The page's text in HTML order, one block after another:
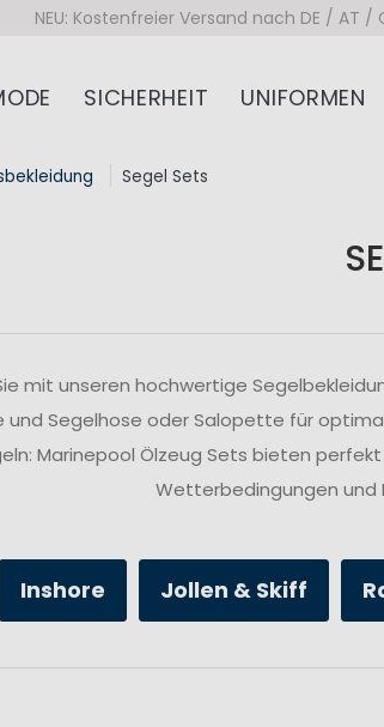
NEU: Kostenfreier Versand nach DE / AT /
SICHERHEIT UNIFORMEN
Segel Sets
mit unseren hochwertige
und Segelhose oder Salopette für
Marinepool Ölzeug Sets bieten
Wetterbedingungen und
Inshore Jollen & Skiff